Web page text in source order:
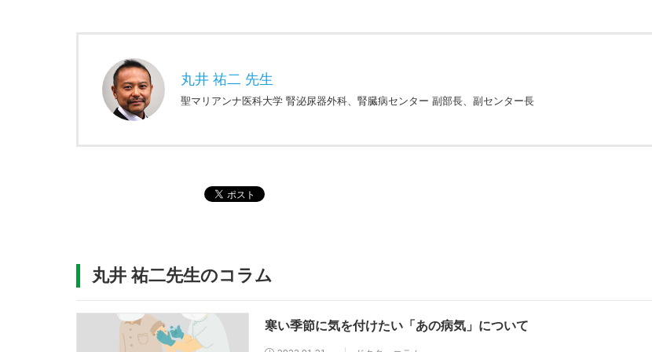
丸井 祐二 先生
聖マリアンナ医科大学 腎泌尿器外科、腎臓病センター 副部長、副センター長
丸井 祐二先生のコラム
寒い季節に気を付けたい「あの病気」について